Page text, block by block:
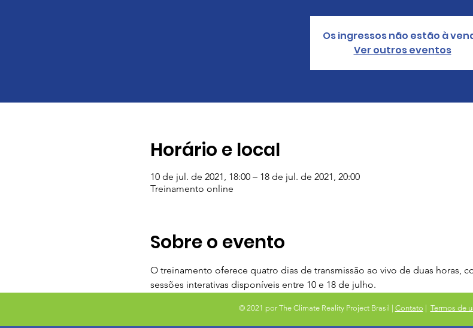
Os ingressos não estão à
Ver outros eventos
Horário e local
10 de jul. de 2021, 18:00 – 18 de jul. de 2021, 20:00
Treinamento online
Sobre o evento
O treinamento oferece quatro dias de transmissão ao vivo de duas horas,
sessões interativas disponíveis entre 10 e 18 de julho.
© 2021 por The Climate Reality Project Brasil | Contato Termos de